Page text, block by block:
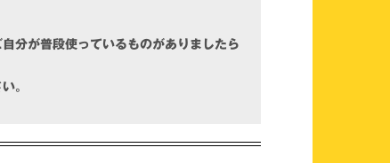
分が普段使っているものがありましたら
。